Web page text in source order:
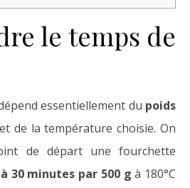
le temps de
essentiellement du poids
de la température choisie. On
de départ une fourchette
30 minutes par 500 g à 180°C